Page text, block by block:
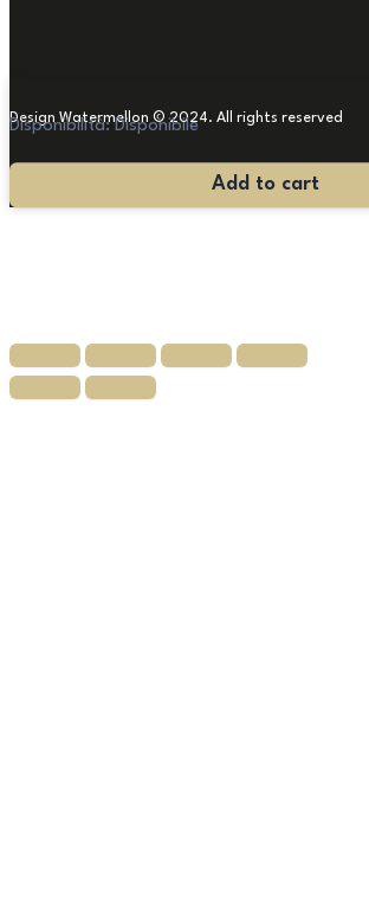
Design Watermellon © 2024. All rights reserved
Disponibilità: Disponibile
Lampadario
Add to cart